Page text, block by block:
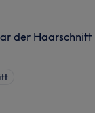
der